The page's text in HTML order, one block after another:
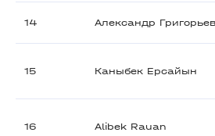
14 Александр Григорьев
15 Каныбек Ерсайын
16 Alibek Rauan